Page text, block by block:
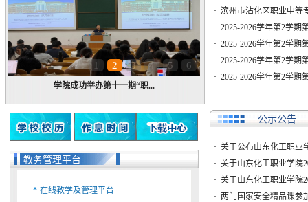
1 2 3 4 5 6
学院成功举办第十一期“职...
教务管理平台
* 在线教学及管理平台
· 滨州市沾化区职业中等
· 2025-2026学年第2学期
· 2025-2026学年第2学期
· 2025-2026学年第2学期
· 2025-2026学年第2学期
公示公告
· 关于公布山东化工职业
· 关于山东化工职业学院
· 关于山东化工职业学院
· 两门国家安全精品课参